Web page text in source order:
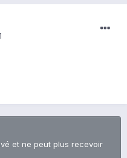
et ne peut plus recevoir